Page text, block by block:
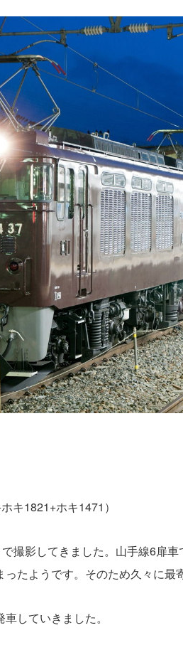
キ1821+ホキ1471）
撮影してきました。山手線6扉
たようです。そのため久々に最
していきました。